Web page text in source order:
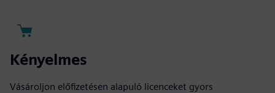
Kényelmes
Vásároljon előfizetésen alapuló licenceket gyors